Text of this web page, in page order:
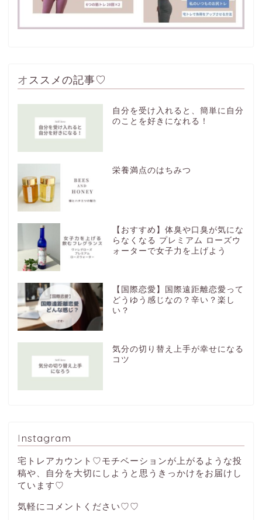
オススメの記事♡
自分を受け入れると、簡単に自分
のことを好きになれる！
栄養満点のはちみつ
【おすすめ】体臭や口臭が気にな
らなくなる プレミアム ローズウ
ォーターで女子力を上げよう
【国際恋愛】国際遠距離恋愛って
どうゆう感じなの？辛い？楽し
い？
気分の切り替え上手が幸せになる
コツ
Instagram
宅トレアカウント♡モチベーションが上がるような投
稿や、自分を大切にしようと思うきっかけをお届けし
ています♡
気軽にコメントください♡♡